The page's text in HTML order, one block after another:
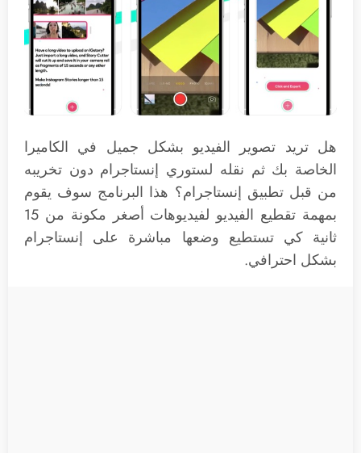
هل تريد تصوير الفيديو بشكل جميل في الكاميرا
الخاصة بك ثم نقله لستوري إنستاجرام دون تخريبه
من قبل تطبيق إنستاجرام؟ هذا البرنامج سوف يقوم
بمهمة تقطيع الفيديو لفيديوهات أصغر مكونة من 15
ثانية كي تستطيع وضعها مباشرة على إنستاجرام
بشكل احترافي.